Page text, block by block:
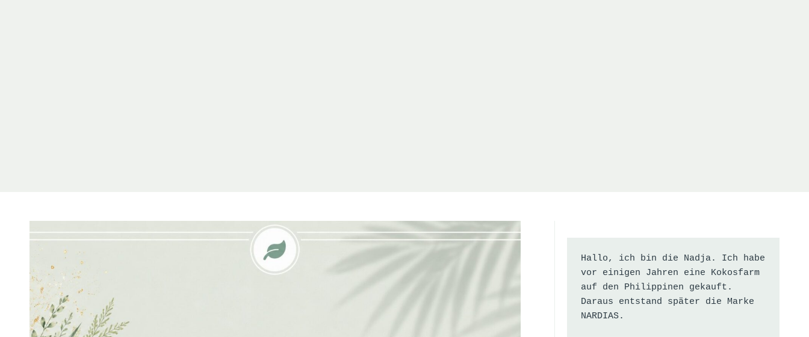
Hallo, ich bin die Nadja. Ich habe
vor einigen Jahren eine Kokosfarm
auf den Philippinen gekauft.
Daraus entstand später die Marke
NARDIAS.